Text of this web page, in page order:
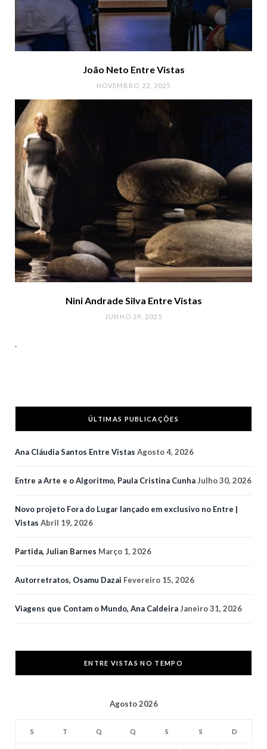
João Neto Entre Vistas
NOVEMBRO 22, 2025
Nini Andrade Silva Entre Vistas
JUNHO 29, 2025
.
ÚLTIMAS PUBLICAÇÕES
Ana Cláudia Santos Entre Vistas Agosto 4, 2026
Entre a Arte e o Algoritmo, Paula Cristina CunhaJulho 30, 2026
Novo projeto Fora do Lugar lançado em exclusivo no Entre |
Vistas Abril 19, 2026
Partida, Julian Barnes Março 1, 2026
Autorretratos, Osamu Dazai Fevereiro 15, 2026
Viagens que Contam o Mundo, Ana CaldeiraJaneiro 31, 2026
ENTRE VISTAS NO TEMPO
Agosto 2026
S T Q Q S S D